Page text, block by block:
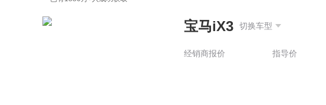
宝马iX3 切换车型
经销商报价 指导价